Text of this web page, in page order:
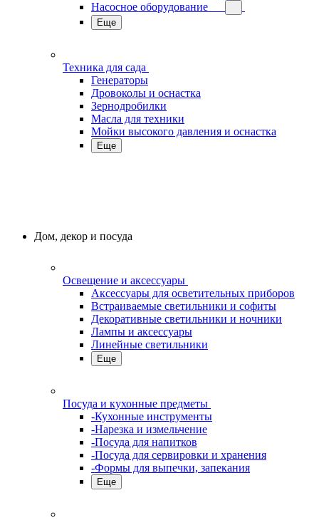
Насосное оборудование
Еще
Техника для сада
Генераторы
Дровоколы и оснастка
Зернодробилки
Масла для техники
Мойки высокого давления и оснастка
Еще
Дом, декор и посуда
Освещение и аксессуары
Аксессуары для осветительных приборов
Встраиваемые светильники и софиты
Декоративные светильники и ночники
Лампы и аксессуары
Линейные светильники
Еще
Посуда и кухонные предметы
-Кухонные инструменты
-Нарезка и измельчение
-Посуда для напитков
-Посуда для сервировки и хранения
-Формы для выпечки, запекания
Еще